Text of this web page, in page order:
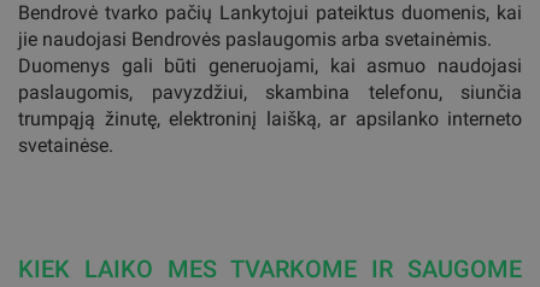
Bendrovė tvarko pačių Lankytojui pateiktus duomenis, kai
jie naudojasi Bendrovės paslaugomis arba svetainėmis.
Duomenys gali būti generuojami, kai asmuo naudojasi
paslaugomis, pavyzdžiui, skambina telefonu, siunčia
trumpąją žinutę, elektroninį laišką, ar apsilanko interneto
svetainėse.
KIEK LAIKO MES TVARKOME IR SAUGOME